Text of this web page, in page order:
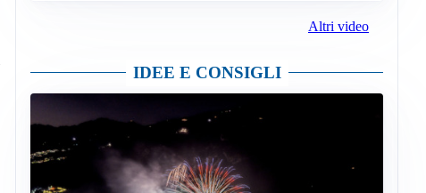
Altri video
IDEE E CONSIGLI